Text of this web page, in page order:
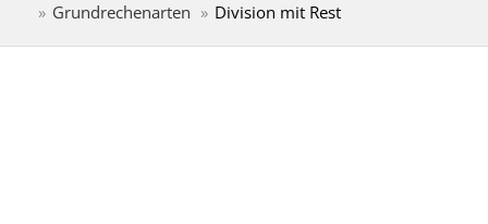
Grundrechenarten
Division mit Rest